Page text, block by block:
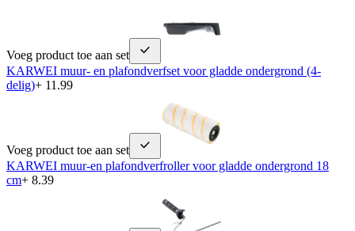
Voeg product toe aan set
KARWEI muur- en plafondverfset voor gladde ondergrond (4-
delig)+ 11.99
Voeg product toe aan set
KARWEI muur-en plafondverfroller voor gladde ondergrond 18
cm+ 8.39